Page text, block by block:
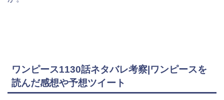
ワンピース1130話ネタバレ考察|ワンピースを
読んだ感想や予想ツイート